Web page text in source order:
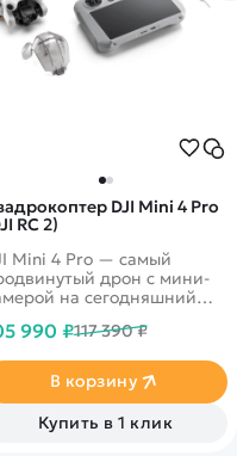
DJI Mini 4 Pro
RC 2)
Mini 4 Pro — самый
дрон с мини-
на сегодняшний
возможности
препятствий,
360° с новым
трассировки и
990 ₽117 390 ₽
В корзину
Купить в 1 клик